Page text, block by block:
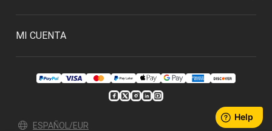
MI CUENTA
ESPAÑOL/EUR